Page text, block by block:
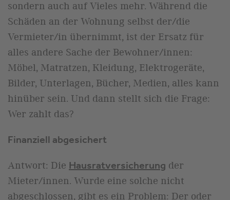
sondern auch auf Vieles mehr. Während die
Schäden an der Wohnung selbst der/die
Vermieter/in übernimmt, ist der Ersatz für
alles andere Sache der Bewohner/innen:
Möbel, Matratzen, Kleidung, Elektrogeräte,
Bilder, Unterlagen, Bücher, Medien, alles kann
hinüber sein. Und dann stellt sich die Frage:
Wer zahlt das?
Finanziell abgesichert
Antwort: Die Hausratversicherung der
Mieter/innen. Wurde eine solche nicht
abgeschlossen, gibt es ein Problem: Der oder